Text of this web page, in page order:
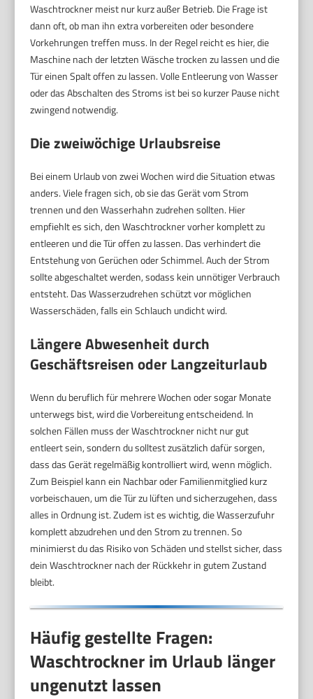
Waschtrockner meist nur kurz außer Betrieb. Die Frage ist
dann oft, ob man ihn extra vorbereiten oder besondere
Vorkehrungen treffen muss. In der Regel reicht es hier, die
Maschine nach der letzten Wäsche trocken zu lassen und die
Tür einen Spalt offen zu lassen. Volle Entleerung von Wasser
oder das Abschalten des Stroms ist bei so kurzer Pause nicht
zwingend notwendig.
Die zweiwöchige Urlaubsreise
Bei einem Urlaub von zwei Wochen wird die Situation etwas
anders. Viele fragen sich, ob sie das Gerät vom Strom
trennen und den Wasserhahn zudrehen sollten. Hier
empfiehlt es sich, den Waschtrockner vorher komplett zu
entleeren und die Tür offen zu lassen. Das verhindert die
Entstehung von Gerüchen oder Schimmel. Auch der Strom
sollte abgeschaltet werden, sodass kein unnötiger Verbrauch
entsteht. Das Wasserzudrehen schützt vor möglichen
Wasserschäden, falls ein Schlauch undicht wird.
Längere Abwesenheit durch
Geschäftsreisen oder Langzeiturlaub
Wenn du beruflich für mehrere Wochen oder sogar Monate
unterwegs bist, wird die Vorbereitung entscheidend. In
solchen Fällen muss der Waschtrockner nicht nur gut
entleert sein, sondern du solltest zusätzlich dafür sorgen,
dass das Gerät regelmäßig kontrolliert wird, wenn möglich.
Zum Beispiel kann ein Nachbar oder Familienmitglied kurz
vorbeischauen, um die Tür zu lüften und sicherzugehen, dass
alles in Ordnung ist. Zudem ist es wichtig, die Wasserzufuhr
komplett abzudrehen und den Strom zu trennen. So
minimierst du das Risiko von Schäden und stellst sicher, dass
dein Waschtrockner nach der Rückkehr in gutem Zustand
bleibt.
Häufig gestellte Fragen:
Waschtrockner im Urlaub länger
ungenutzt lassen